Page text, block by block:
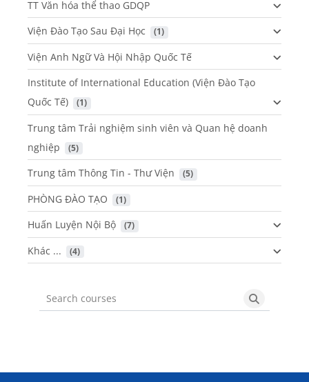
TT Văn hóa thể thao GDQP
Viện Đào Tạo Sau Đại Học
(1)
Viện Anh Ngữ Và Hội Nhập Quốc Tế
Institute of International Education (Viện Đào Tạo
Quốc Tế)
(1)
Trung tâm Trải nghiệm sinh viên và Quan hệ doanh
nghiệp
(5)
Trung tâm Thông Tin - Thư Viện (5)
PHÒNG ĐÀO TẠO (1)
Huấn Luyện Nội Bộ (7)
Khác ... (4)
Search courses Search